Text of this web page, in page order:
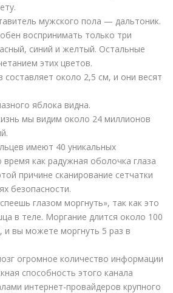
мужского пола — дальтоник.
воспринимать только три
синий и желтый. Остальные
этих цветов.
составляет около 2,5 см, и они весят
яблока видна.
мы видим около 24 миллионов
имеют 40 уникальных
время как радужная оболочка глаза
причине сканирование сетчатки
безопасности.
глазом моргнуть», так как это
в теле. Моргание длится около 100
и вы можете моргнуть 5 раз в
огромное количество информации
способность этого канала
интернет-провайдеров крупного